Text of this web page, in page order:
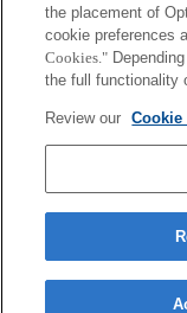
Unterstützung nicht
können das Bild
"MF-Unterstützung" in
Touch-Auslöser
3-Achsen-
dieser Funktion auf ein
oder das Motiv sich an
the placement of
cookie preferences
Cookies."
the full functionality
Review our